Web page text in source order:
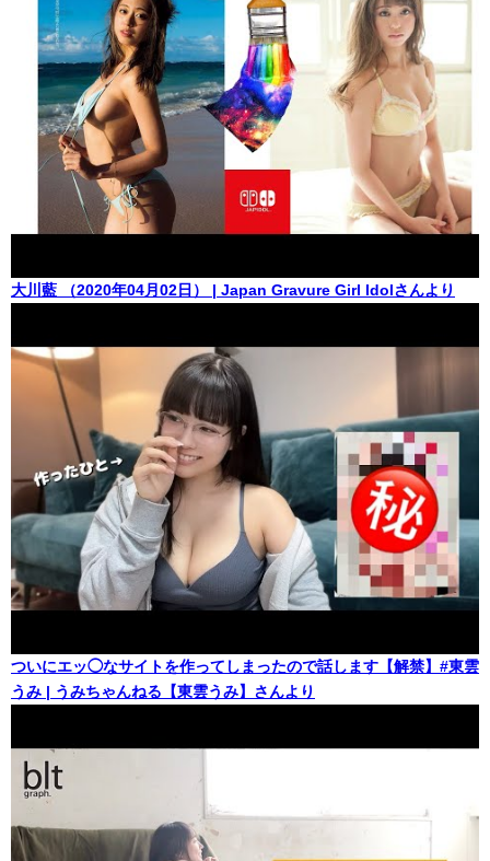
大川藍 （2020年04月02日） | Japan Gravure Girl Idolさんより
ついにエッ◯なサイトを作ってしまったので話します【解禁】#東雲
うみ | うみちゃんねる【東雲うみ】さんより